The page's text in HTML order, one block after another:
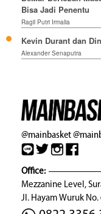
Bisa Jadi Penentu
Ragil Putri Irmalia
Kevin Durant dan
Alexander Senaputra
@mainbasket
Office:
Mezzanine Level,
Jl. Hayam Wuruk